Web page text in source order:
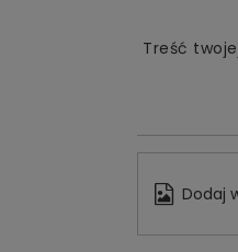
Treść
Dodaj